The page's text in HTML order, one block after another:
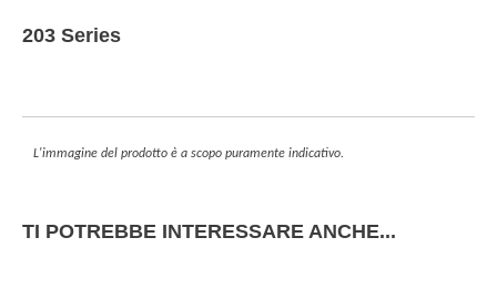
203 Series
L'immagine del prodotto è a scopo puramente indicativo.
TI POTREBBE INTERESSARE ANCHE...